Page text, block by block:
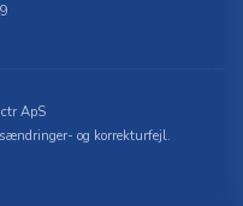
ApS
og korrekturfejl.